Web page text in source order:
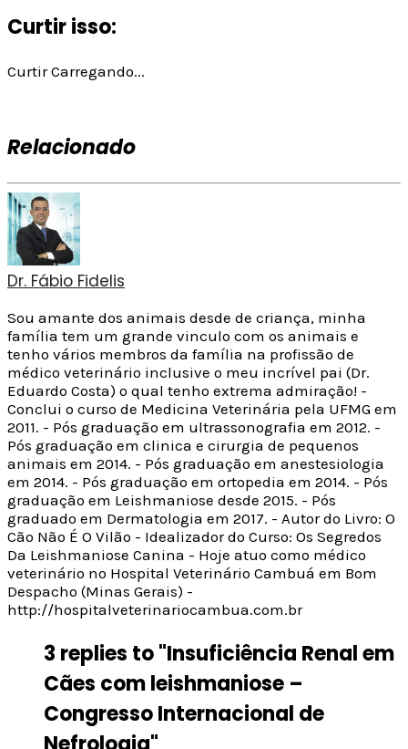
Curtir isso:
Curtir Carregando...
Relacionado
Dr. Fábio Fidelis
Sou amante dos animais desde de criança, minha
família tem um grande vinculo com os animais e
tenho vários membros da família na profissão de
médico veterinário inclusive o meu incrível pai (Dr.
Eduardo Costa) o qual tenho extrema admiração! -
Conclui o curso de Medicina Veterinária pela UFMG em
2011. - Pós graduação em ultrassonografia em 2012. -
Pós graduação em clinica e cirurgia de pequenos
animais em 2014. - Pós graduação em anestesiologia
em 2014. - Pós graduação em ortopedia em 2014. - Pós
graduação em Leishmaniose desde 2015. - Pós
graduado em Dermatologia em 2017. - Autor do Livro: O
Cão Não É O Vilão - Idealizador do Curso: Os Segredos
Da Leishmaniose Canina - Hoje atuo como médico
veterinário no Hospital Veterinário Cambuá em Bom
Despacho (Minas Gerais) -
http://hospitalveterinariocambua.com.br
3 replies to "Insuficiência Renal em
Cães com leishmaniose –
Congresso Internacional de